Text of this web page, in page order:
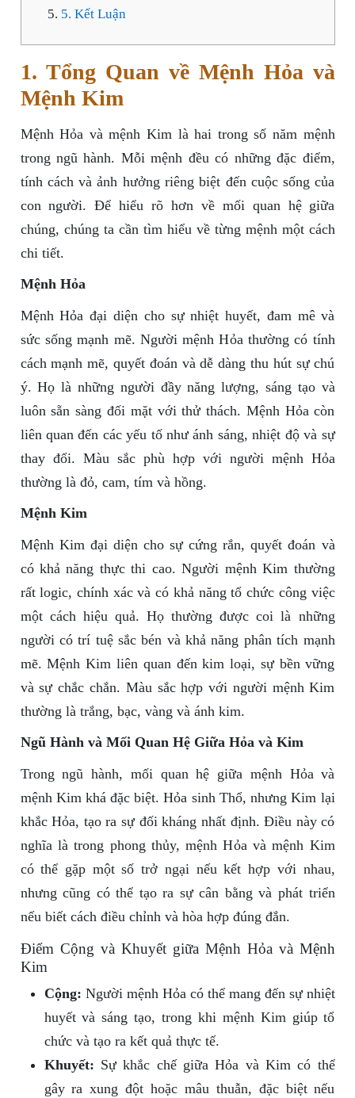
5. Kết Luận
1. Tổng Quan về Mệnh Hỏa và
Mệnh Kim
Mệnh Hỏa và mệnh Kim là hai trong số năm mệnh
trong ngũ hành. Mỗi mệnh đều có những đặc điểm,
tính cách và ảnh hưởng riêng biệt đến cuộc sống của
con người. Để hiểu rõ hơn về mối quan hệ giữa
chúng, chúng ta cần tìm hiểu về từng mệnh một cách
chi tiết.
Mệnh Hỏa
Mệnh Hỏa đại diện cho sự nhiệt huyết, đam mê và
sức sống mạnh mẽ. Người mệnh Hỏa thường có tính
cách mạnh mẽ, quyết đoán và dễ dàng thu hút sự chú
ý. Họ là những người đầy năng lượng, sáng tạo và
luôn sẵn sàng đối mặt với thử thách. Mệnh Hỏa còn
liên quan đến các yếu tố như ánh sáng, nhiệt độ và sự
thay đổi. Màu sắc phù hợp với người mệnh Hỏa
thường là đỏ, cam, tím và hồng.
Mệnh Kim
Mệnh Kim đại diện cho sự cứng rắn, quyết đoán và
có khả năng thực thi cao. Người mệnh Kim thường
rất logic, chính xác và có khả năng tổ chức công việc
một cách hiệu quả. Họ thường được coi là những
người có trí tuệ sắc bén và khả năng phân tích mạnh
mẽ. Mệnh Kim liên quan đến kim loại, sự bền vững
và sự chắc chắn. Màu sắc hợp với người mệnh Kim
thường là trắng, bạc, vàng và ánh kim.
Ngũ Hành và Mối Quan Hệ Giữa Hỏa và Kim
Trong ngũ hành, mối quan hệ giữa mệnh Hỏa và
mệnh Kim khá đặc biệt. Hỏa sinh Thổ, nhưng Kim lại
khắc Hỏa, tạo ra sự đối kháng nhất định. Điều này có
nghĩa là trong phong thủy, mệnh Hỏa và mệnh Kim
có thể gặp một số trở ngại nếu kết hợp với nhau,
nhưng cũng có thể tạo ra sự cân bằng và phát triển
nếu biết cách điều chỉnh và hòa hợp đúng đắn.
Điểm Cộng và Khuyết giữa Mệnh Hỏa và Mệnh
Kim
Cộng: Người mệnh Hỏa có thể mang đến sự nhiệt
huyết và sáng tạo, trong khi mệnh Kim giúp tổ
chức và tạo ra kết quả thực tế.
Khuyết: Sự khắc chế giữa Hỏa và Kim có thể
gây ra xung đột hoặc mâu thuẫn, đặc biệt nếu